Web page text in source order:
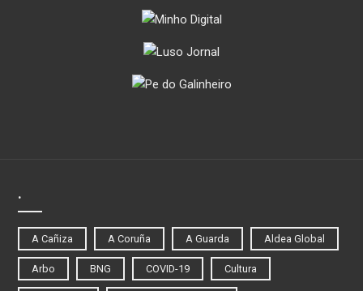
.
A Cañiza A Coruña A Guarda Aldea Global
Arbo BNG COVID-19 Cultura